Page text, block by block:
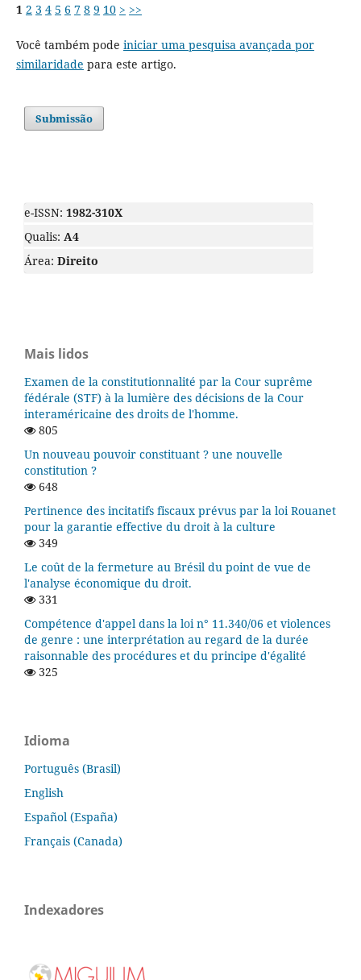
1 2 3 4 5 6 7 8 9 10 > >>
Você também pode iniciar uma pesquisa avançada por
similaridade para este artigo.
Submissão
e-ISSN: 1982-310X
Qualis: A4
Área: Direito
Mais lidos
Examen de la constitutionnalité par la Cour suprême
fédérale (STF) à la lumière des décisions de la Cour
interaméricaine des droits de l'homme.
805
Un nouveau pouvoir constituant ? une nouvelle
constitution ?
648
Pertinence des incitatifs fiscaux prévus par la loi Rouanet
pour la garantie effective du droit à la culture
349
Le coût de la fermeture au Brésil du point de vue de
l'analyse économique du droit.
331
Compétence d'appel dans la loi n° 11.340/06 et violences
de genre : une interprétation au regard de la durée
raisonnable des procédures et du principe d'égalité
325
Idioma
Português (Brasil)
English
Español (España)
Français (Canada)
Indexadores